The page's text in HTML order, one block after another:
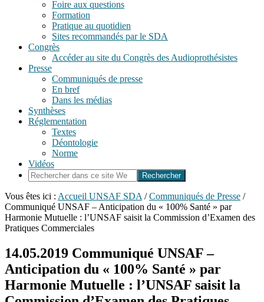
Foire aux questions
Formation
Pratique au quotidien
Sites recommandés par le SDA
Congrès
Accéder au site du Congrès des Audioprothésistes
Presse
Communiqués de presse
En bref
Dans les médias
Synthèses
Réglementation
Textes
Déontologie
Norme
Vidéos
Rechercher
dans
ce
site
Web
Vous êtes ici : Accueil UNSAF SDA / Communiqués de Presse /
Communiqué UNSAF – Anticipation du « 100% Santé » par
Harmonie Mutuelle : l’UNSAF saisit la Commission d’Examen des
Pratiques Commerciales
14.05.2019 Communiqué UNSAF –
Anticipation du « 100% Santé » par
Harmonie Mutuelle : l’UNSAF saisit la